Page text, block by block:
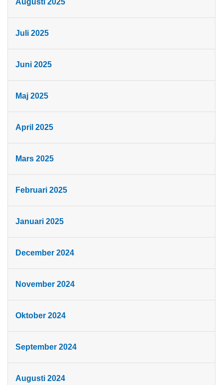
Augusti 2025
Juli 2025
Juni 2025
Maj 2025
April 2025
Mars 2025
Februari 2025
Januari 2025
December 2024
November 2024
Oktober 2024
September 2024
Augusti 2024